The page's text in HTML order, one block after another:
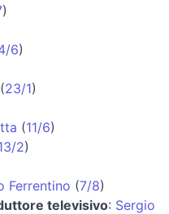
)
6)
(23/1)
(11/6)
2)
Ferrentino (7/8)
televisivo: Sergio